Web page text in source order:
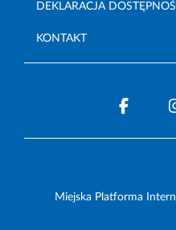
DEKLARACJA
KONTAKT
Miejska Platforma